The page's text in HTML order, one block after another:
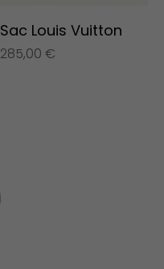
Sac Louis Vuitton
285,00 €